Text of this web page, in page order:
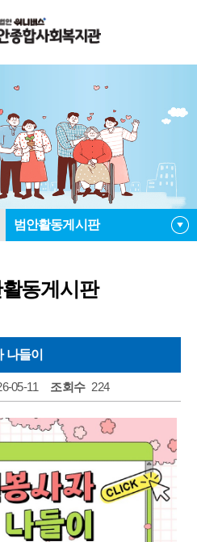
범안활동게시판
범안활동게시판
자료실
주민소리함
동게시판
나들이
05-11 조회수 224